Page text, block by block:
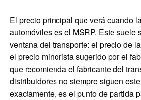
El precio principal que verá cuando
automóviles es el MSRP. Este suele
ventana del transporte: el precio de
el precio minorista sugerido por el
que recomienda el fabricante del
distribuidores no siempre siguen
exactamente, es el punto de partida